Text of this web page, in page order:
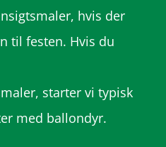
hvis der
til festen. Hvis du
starter vi typisk
med ballondyr.